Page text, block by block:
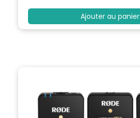
Ajouter au panier